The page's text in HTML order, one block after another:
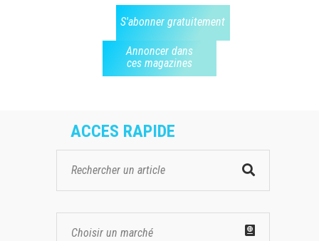
S'abonner gratuitement
Annoncer dans
ces magazines
ACCES RAPIDE
Choisir un marché